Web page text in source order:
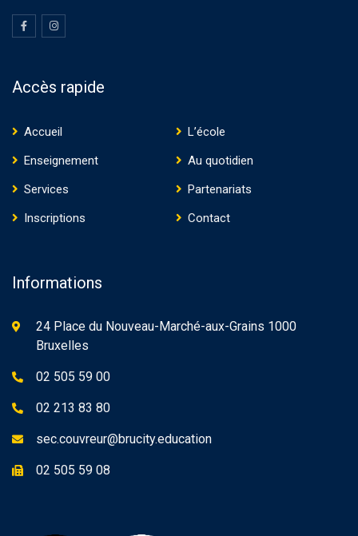
Accès rapide
Accueil
L’école
Enseignement
Au quotidien
Services
Partenariats
Inscriptions
Contact
Informations
24 Place du Nouveau-Marché-aux-Grains 1000
Bruxelles
02 505 59 00
02 213 83 80
sec.couvreur@brucity.education
02 505 59 08